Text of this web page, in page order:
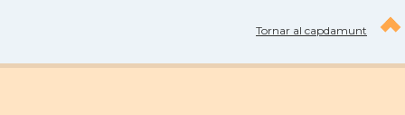
Tornar al capdamunt